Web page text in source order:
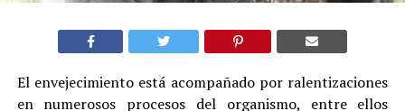
El envejecimiento está acompañado por ralentizaciones
en numerosos procesos del organismo, entre ellos